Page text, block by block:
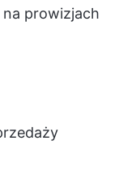
prowizjach